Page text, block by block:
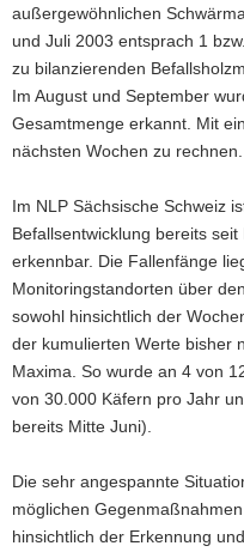
außergewöhnli­chen
und Juli 2003 entsprach 1
zu bilanzierenden
Im August und September
Gesamtmenge erkannt. Mit
nächsten Wochen zu rechnen.
Im NLP Sächsische Schweiz
Befallsentwicklung bereits
erkennbar. Die Fallenfänge
Monitoringstandorten über
sowohl hinsichtlich der
der kumulierten Werte bisher
Maxima. So wurde an 4 von
von 30.000 Käfern pro Jahr
bereits Mitte Juni).
Die sehr angespannte
möglichen
hinsichtlich der Erkennung